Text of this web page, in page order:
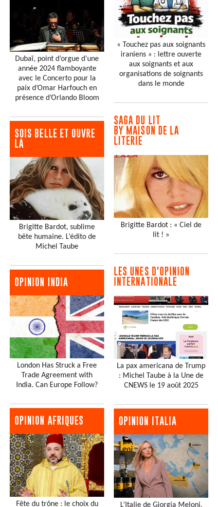
Dubaï, point d’orgue d’une
année 2024 flamboyante
avec le Concerto pour la
paix d’Omar Harfouch en
présence d’Orlando Bloom
SOIS BELLE ET OUVRE
LA
Brigitte Bardot, sublime
bête humaine. L’édito de
Michel Taube
OPINION INDIA
London Has Struck a Free
Trade Agreement with
India. Can Europe Follow?
OPINION AFRIQUES
Fête du trône : le choix du
« Touchez pas aux soignants
iraniens » : lettre ouverte
aux soignants et aux
organisations de soignants
dans le monde
SAGA DU LIT
BY MAISON DE LA
LITERIE
Brigitte Bardot : « Ciel de
lit ! »
LES UNES D'OPINION
INTERNATIONALE
La pax americana de Trump
: Michel Taube à la Une de
CNEWS le 19 août 2025
OPINION ITALIA
L’Italie de Giorgia Meloni,